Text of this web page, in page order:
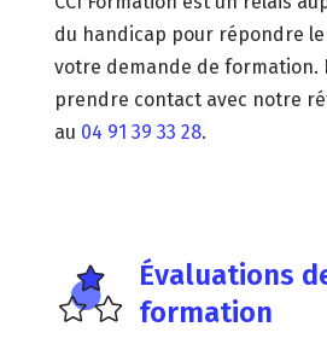
du handicap pour répondre
votre demande de formation.
prendre contact avec notre
au 04 91 39 33 28.
Évaluations
formation